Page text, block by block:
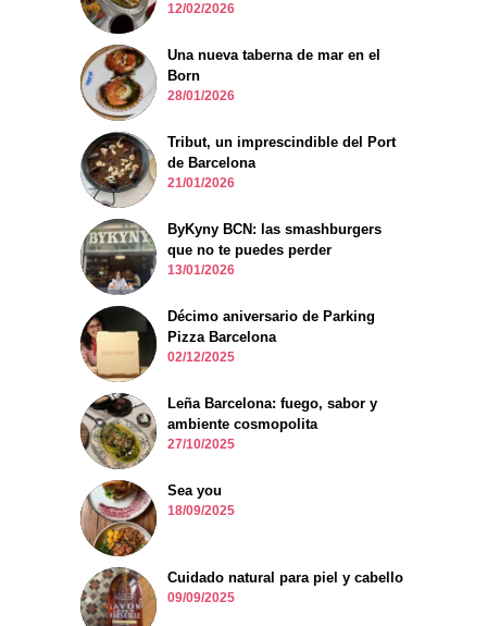
12/02/2026
Una nueva taberna de mar en el
Born
28/01/2026
Tribut, un imprescindible del Port
de Barcelona
21/01/2026
ByKyny BCN: las smashburgers
que no te puedes perder
13/01/2026
Décimo aniversario de Parking
Pizza Barcelona
02/12/2025
Leña Barcelona: fuego, sabor y
ambiente cosmopolita
27/10/2025
Sea you
18/09/2025
Cuidado natural para piel y cabello
09/09/2025